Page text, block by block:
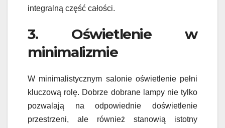
integralną część całości.
3. Oświetlenie w
minimalizmie
W minimalistycznym salonie oświetlenie pełni
kluczową rolę. Dobrze dobrane lampy nie tylko
pozwalają na odpowiednie doświetlenie
przestrzeni, ale również stanowią istotny